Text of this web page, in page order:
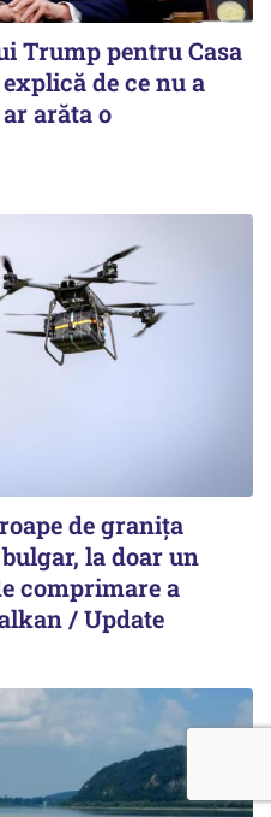
Trump pentru Casa
de ce nu a
arăta o
de granița
la doar un
comprimare a
/ Update